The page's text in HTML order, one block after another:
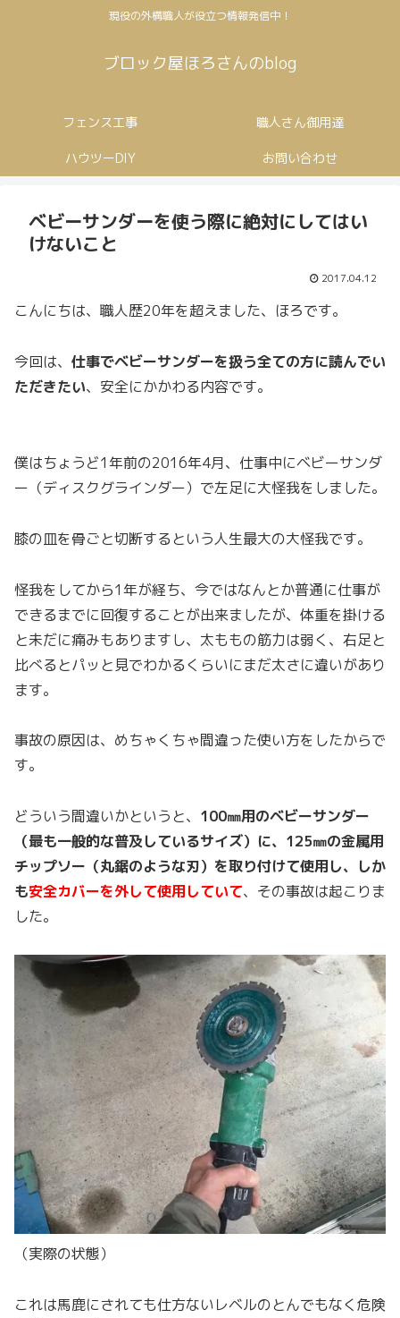
現役の外構職人が役立つ情報発信中！
ブロック屋ほろさんのblog
フェンス工事 職人さん御用達
ハウツーDIY お問い合わせ
ベビーサンダーを使う際に絶対にしてはい
けないこと
2017.04.12
こんにちは、職人歴20年を超えました、ほろです。
今回は、 仕事でベビーサンダーを扱う全ての方に読んでい
ただきたい、安全にかかわる内容です。
僕はちょうど1年前の2016年4月、仕事中にベビーサンダ
ー（ディスクグラインダー）で左足に大怪我をしました。
膝の皿を骨ごと切断するという人生最大の大怪我です。
怪我をしてから1年が経ち、今ではなんとか普通に仕事が
できるまでに回復することが出来ましたが、体重を掛ける
と未だに痛みもありますし、太ももの筋力は弱く、右足と
比べるとパッと見でわかるくらいにまだ太さに違いがあり
ます。
事故の原因は、めちゃくちゃ間違った使い方をしたからで
す。
どういう間違いかというと、 100㎜用のベビーサンダー
（最も一般的な普及しているサイズ）に、125㎜の金属用
チップソー（丸鋸のような刃）を取り付けて使用し、しか
も安全カバーを外して使用していて、その事故は起こりま
した。
（実際の状態）
これは馬鹿にされても仕方ないレベルのとんでもなく危険